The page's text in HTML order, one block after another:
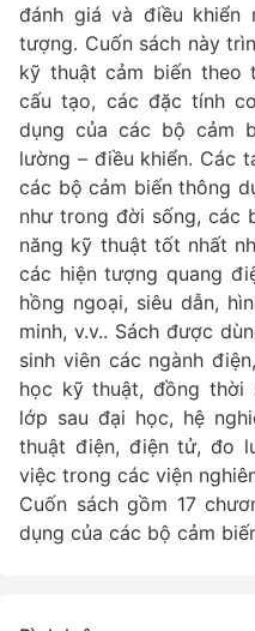
đánh giá và điều khiển
tượng. Cuốn sách này
kỹ thuật cảm biến theo
cấu tạo, các đặc tính
dụng của các bộ cảm
lường – điều khiển. Các
các bộ cảm biến thông
như trong đời sống, các
năng kỹ thuật tốt nhất
các hiện tượng quang
hồng ngoại, siêu dẫn,
minh, v.v.. Sách được
sinh viên các ngành
học kỹ thuật, đồng thời
lớp sau đại học, hệ
thuật điện, điện tử, đo
việc trong các viện
Cuốn sách gồm 17
dụng của các bộ cảm